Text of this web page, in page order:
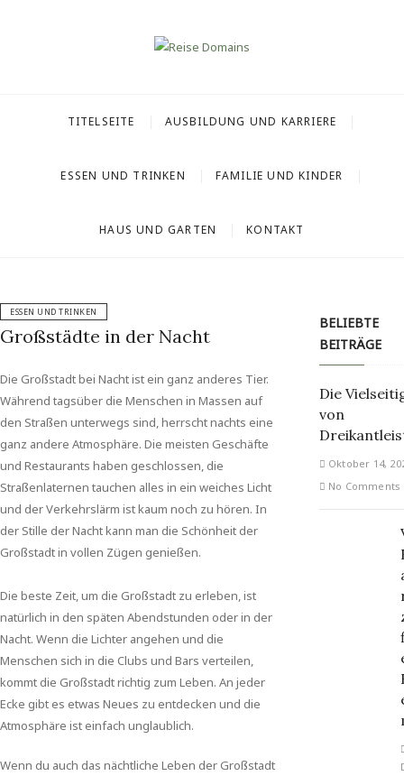
TITELSEITE AUSBILDUNG UND KARRIERE
ESSEN UND TRINKEN FAMILIE UND KINDER
HAUS UND GARTEN KONTAKT
ESSEN UND TRINKEN
Großstädte in der Nacht
Die Großstadt bei Nacht ist ein ganz anderes Tier.
Während tagsüber die Menschen in Massen auf
den Straßen unterwegs sind, herrscht nachts eine
ganz andere Atmosphäre. Die meisten Geschäfte
und Restaurants haben geschlossen, die
Straßenlaternen tauchen alles in ein weiches Licht
und der Verkehrslärm ist kaum noch zu hören. In
der Stille der Nacht kann man die Schönheit der
Großstadt in vollen Zügen genießen.
Die beste Zeit, um die Großstadt zu erleben, ist
natürlich in den späten Abendstunden oder in der
Nacht. Wenn die Lichter angehen und die
Menschen sich in die Clubs und Bars verteilen,
kommt die Großstadt richtig zum Leben. An jeder
Ecke gibt es etwas Neues zu entdecken und die
Atmosphäre ist einfach unglaublich.
Wenn du auch das nächtliche Leben der Großstadt
BELIEBTE
BEITRÄGE
Die
von
Oktober 14,
No Comments